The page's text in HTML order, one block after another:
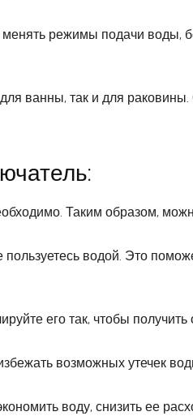
режимы подачи воды,
ванны, так и для
Таким образом,
водой. Это
его так, чтобы
возможных утечек
воду, снизить ее